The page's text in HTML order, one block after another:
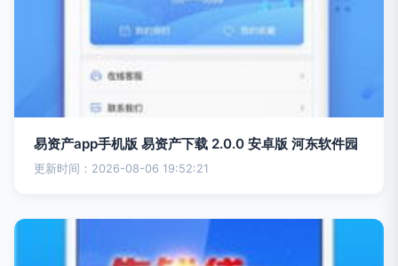
易资产app手机版 易资产下载 2.0.0 安卓版 河东软件园
更新时间：2026-08-06 19:52:21